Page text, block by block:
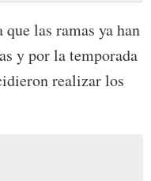
las ramas ya han
y por la temporada
realizar los